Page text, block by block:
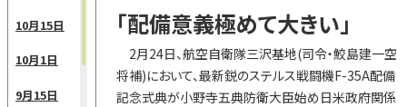
10月15日
10月1日
9月15日
「配備意義極めて大きい」
2月24日、航空自衛隊三沢基地(司令・鮫島建一空
将補)において、最新鋭のステルス戦闘機F-35A配備
記念式典が小野寺五典防衛大臣始め日米政府関係